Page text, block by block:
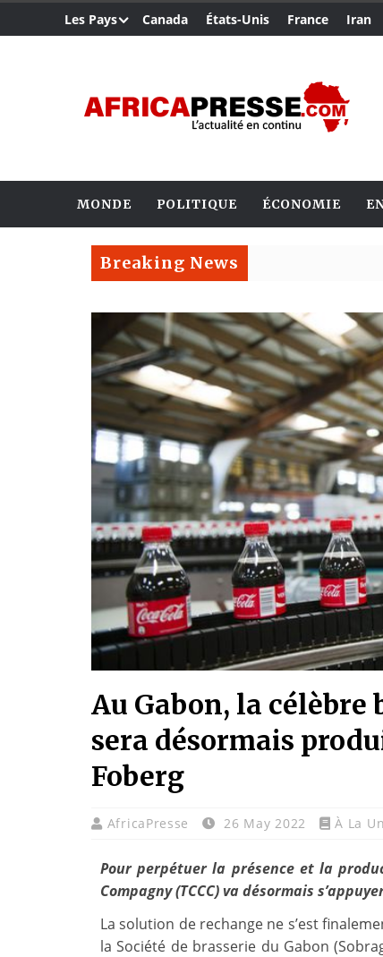
Les Pays Canada États-Unis France Iran
MONDE POLITIQUE ÉCONOMIE
Breaking News
Au Gabon, la célèbre
sera désormais
Foberg
AfricaPresse 26 May 2022 À La
Pour perpétuer la présence et la
Compagny (TCCC) va désormais
La solution de rechange ne s’est
la Société de brasserie du Gabon